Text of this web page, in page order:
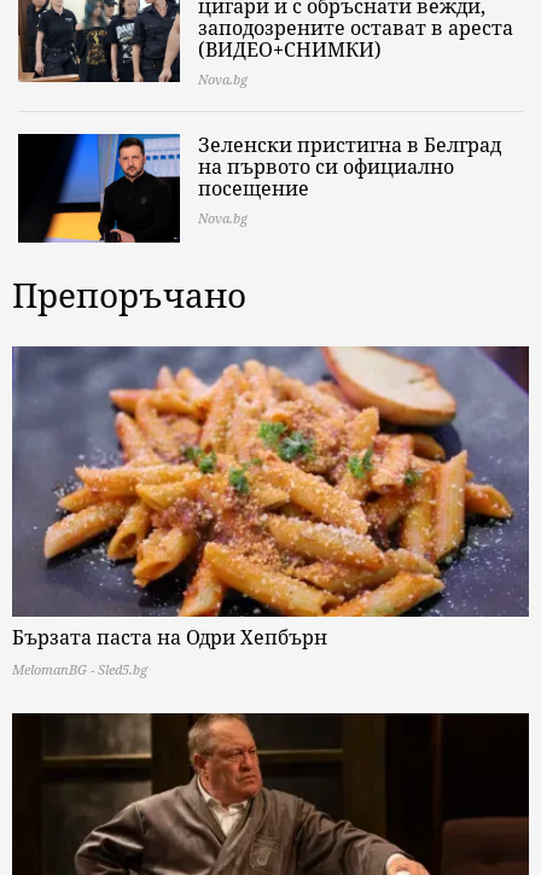
цигари и с обръснати вежди,
заподозрените остават в ареста
(ВИДЕО+СНИМКИ)
Nova.bg
Зеленски пристигна в Белград
на първото си официално
посещение
Nova.bg
Препоръчано
Бързата паста на Одри Хепбърн
MelomanBG - Sled5.bg